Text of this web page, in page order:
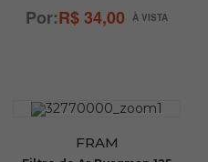
R$ 34,00
FRAM